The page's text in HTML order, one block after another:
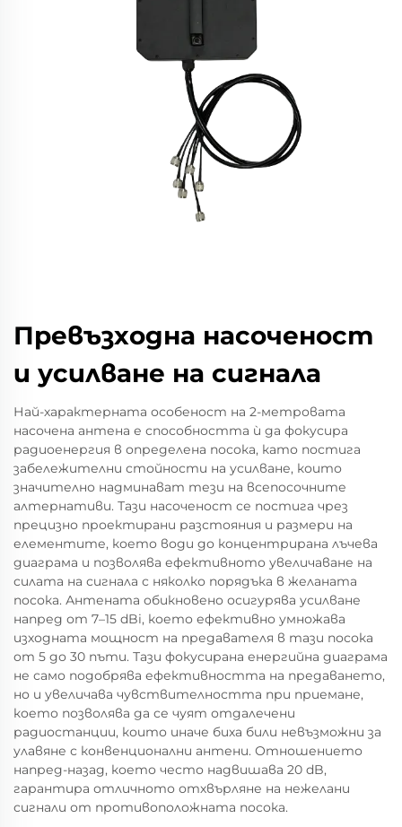
Превъзходна насоченост
и усилване на сигнала
Най-характерната особеност на 2-метровата
насочена антена е способността ѝ да фокусира
радиоенергия в определена посока, като постига
забележителни стойности на усилване, които
значително надминават тези на всепосочните
алтернативи. Тази насоченост се постига чрез
прецизно проектирани разстояния и размери на
елементите, което води до концентрирана лъчева
диаграма и позволява ефективното увеличаване на
силата на сигнала с няколко порядъка в желаната
посока. Антената обикновено осигурява усилване
напред от 7–15 dBi, което ефективно умножава
изходната мощност на предавателя в тази посока
от 5 до 30 пъти. Тази фокусирана енергийна диаграма
не само подобрява ефективността на предаването,
но и увеличава чувствителността при приемане,
което позволява да се чуят отдалечени
радиостанции, които иначе биха били невъзможни за
улавяне с конвенционални антени. Отношението
напред-назад, което често надвишава 20 dB,
гарантира отличното отхвърляне на нежелани
сигнали от противоположната посока.